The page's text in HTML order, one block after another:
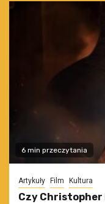
6 min przeczytania
Artykuły Film Kultura
Czy Christopher